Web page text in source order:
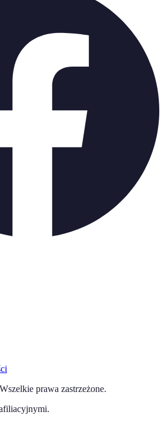
Wszelkie prawa zastrzeżone.